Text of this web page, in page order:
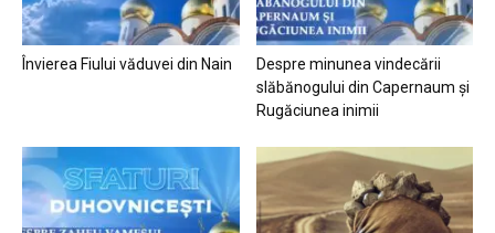
Învierea Fiului văduvei din Nain
Despre minunea vindecării
slăbănogului din Capernaum și
Rugăciunea inimii